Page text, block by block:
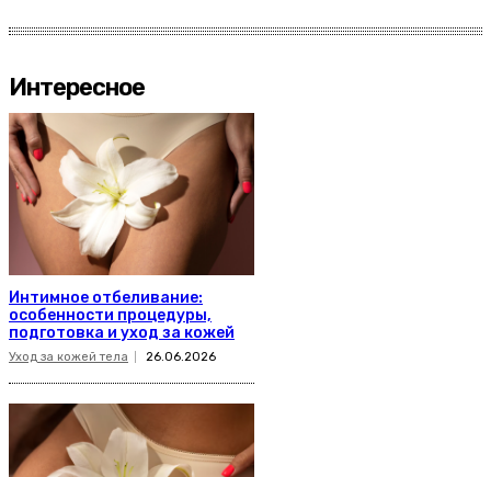
Интересное
Интимное отбеливание:
особенности процедуры,
подготовка и уход за кожей
Уход за кожей тела 26.06.2026